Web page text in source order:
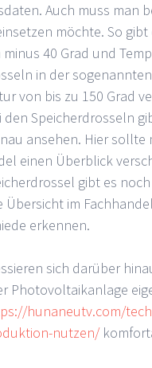
Auch muss man
möchte. So
minus 40 Grad und
in der
von bis zu 150 Grad
den Speicherdrosseln
ansehen. Hier
einen Überblick
gibt es
Übersicht im
erkennen.
sich darüber
Photovoltaikanlage
hunaneutv.com/
nutzen/